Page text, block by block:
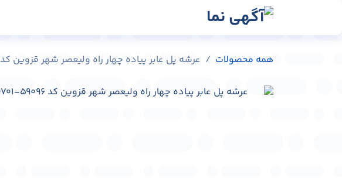
همه محصولات عرشه پل عابر پیاده چهار راه ولیعصر شهر قزوین کد AA-C0701-59096